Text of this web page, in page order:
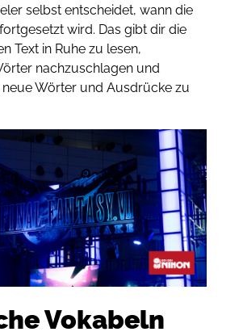
selbst entscheidet, wann die
wird. Das gibt dir die
Text in Ruhe zu lesen,
nachzuschlagen und
Wörter und Ausdrücke zu
Vokabeln